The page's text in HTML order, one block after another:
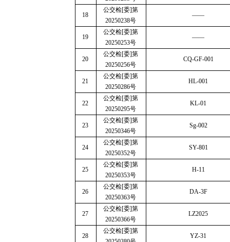
18
公交检[委]第
20250238号
——
19
公交检[委]第
20250253号
——
20
公交检[委]第
20250256号
CQ-GF-001
21
公交检[委]第
20250286号
HL-001
22
公交检[委]第
20250295号
KL-01
23
公交检[委]第
20250346号
Sg-002
24
公交检[委]第
20250352号
SY-801
25
公交检[委]第
20250353号
H-11
26
公交检[委]第
20250363号
DA-3F
27
公交检[委]第
20250366号
LZ2025
28
公交检[委]第
YZ-31